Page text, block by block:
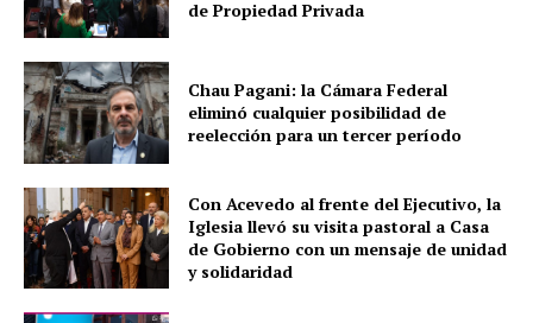
de Propiedad Privada
Chau Pagani: la Cámara Federal
eliminó cualquier posibilidad de
reelección para un tercer período
Con Acevedo al frente del Ejecutivo, la
Iglesia llevó su visita pastoral a Casa
de Gobierno con un mensaje de unidad
y solidaridad